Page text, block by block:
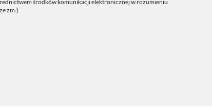
środków komunikacji elektronicznej w rozumieniu
zm.)